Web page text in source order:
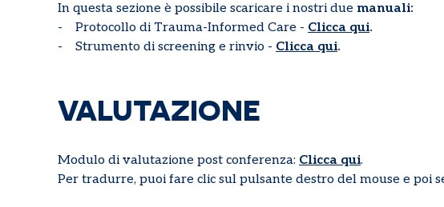
In questa sezione è possibile scaricare i nostri due manuali:
- Protocollo di Trauma-Informed Care - Clicca qui.
- Strumento di screening e rinvio - Clicca qui.
VALUTAZIONE
Modulo di valutazione post conferenza: Clicca qui.
Per tradurre, puoi fare clic sul pulsante destro del mouse e poi